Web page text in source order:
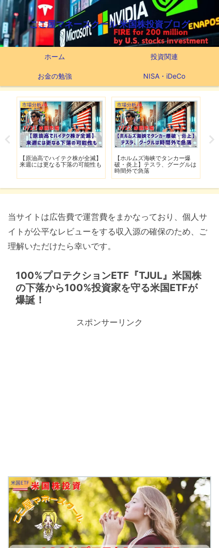
ここ屋マネースクール 米国株投資ブログ
ホーム 投資関連
お金の勉強 NISA・iDeCo
市場分析
【原油高でハイテク株が全滅】
来週には更なる下落の可能性も
市場分析
【ホルムズ海峡でタンカー爆
破・炎上】テスラ、グーグルは
時間外で急落
当サイトは広告費で運営費をまかなっており、個人サ
イトが公平なレビューをする収入源の確保のため、ご
理解いただけたら幸いです。
100%プロテクションETF『TJUL』米国株
の下落から100%投資家を守る米国ETFが
爆誕！
スポンサーリンク
米国ETF